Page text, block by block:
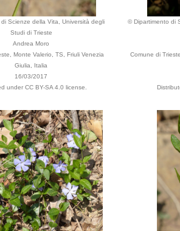
Scienze della Vita, Università degli
Studi di Trieste
Andrea Moro
Monte Valerio, TS, Friuli Venezia
Giulia, Italia
16/03/2017
under CC BY-SA 4.0 license.
© Dipartimento di
Comune di